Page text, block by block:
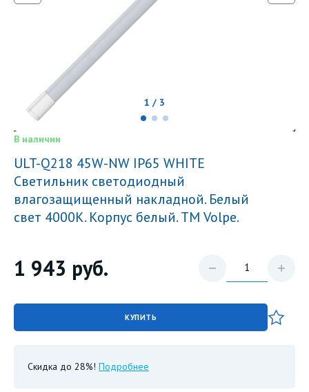
1 / 3
В наличии
ULT-Q218 45W-NW IP65 WHITE
Светильник светодиодный
влагозащищенный накладной. Белый
свет 4000K. Корпус белый. ТМ Volpe.
1 943 руб.
КУПИТЬ
Скидка до 28%! Подробнее